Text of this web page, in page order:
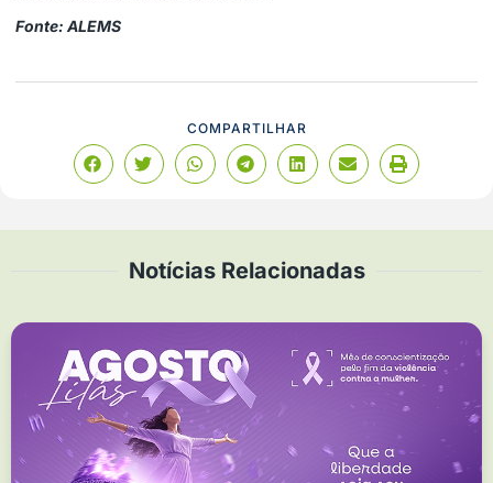
Fonte: ALEMS
COMPARTILHAR
Notícias Relacionadas